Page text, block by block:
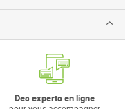
Des experts en ligne